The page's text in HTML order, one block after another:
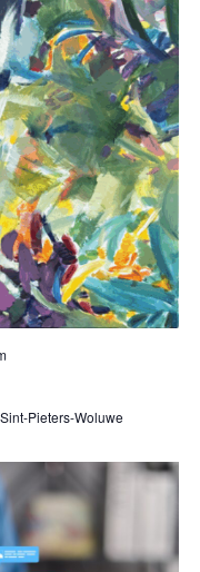
Pieters-Woluwe